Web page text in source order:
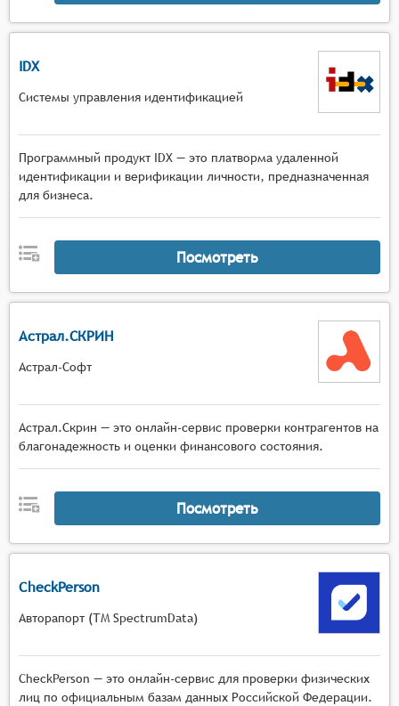
IDX
Системы управления идентификацией
Программный продукт IDX — это платворма удаленной
идентификации и верификации личности, предназначенная
для бизнеса.
Посмотреть
Астрал.СКРИН
Астрал-Софт
Астрал.Скрин — это онлайн-сервис проверки контрагентов на
благонадежность и оценки финансового состояния.
Посмотреть
CheckPerson
Авторапорт (ТМ SpectrumData)
CheckPerson — это онлайн-сервис для проверки физических
лиц по официальным базам данных Российской Федерации.